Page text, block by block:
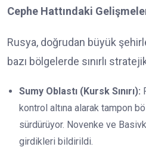
Cephe Hattındaki
Rusya, doğrudan büyük
bazı bölgelerde sınırlı
Sumy Oblastı (Kursk Sınırı):
kontrol altına alarak tampon
sürdürüyor. Novenke ve
girdikleri bildirildi.